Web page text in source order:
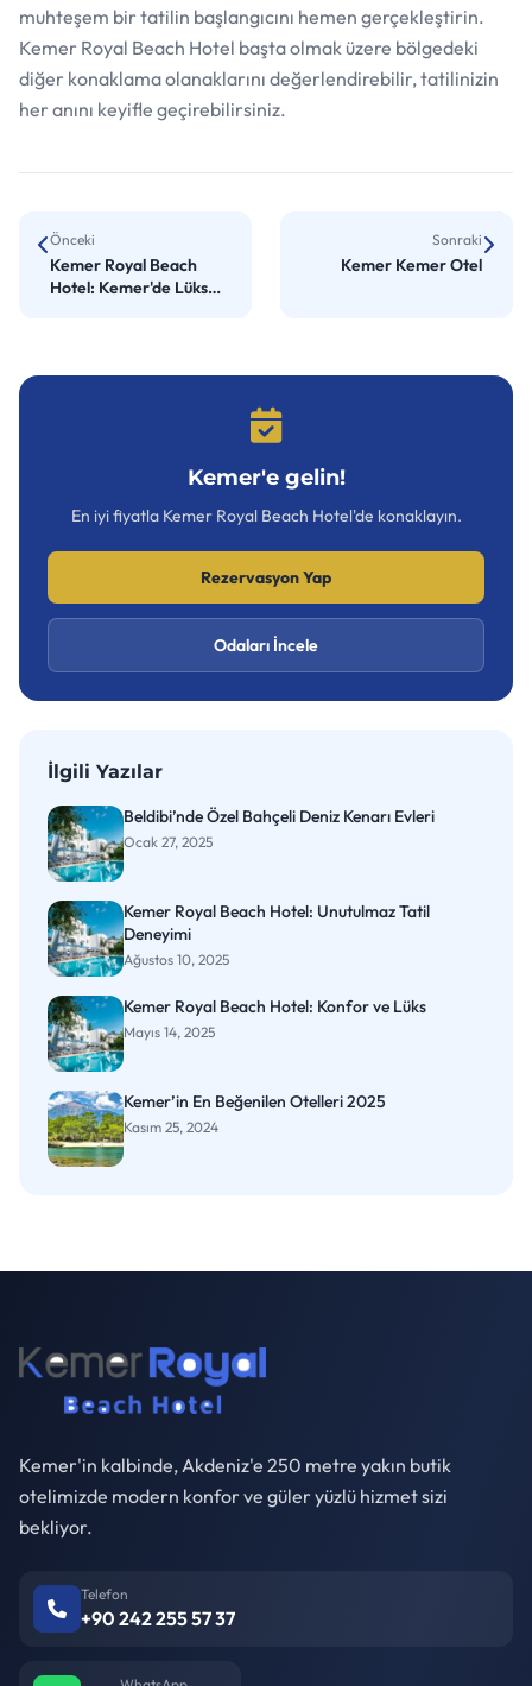
muhteşem bir tatilin başlangıcını hemen gerçekleştirin.
Kemer Royal Beach Hotel başta olmak üzere bölgedeki
diğer konaklama olanaklarını değerlendirebilir, tatilinizin
her anını keyifle geçirebilirsiniz.
Önceki
Kemer Royal Beach
Hotel: Kemer'de Lüks
Sonraki
Kemer Kemer Otel
Kemer'e gelin!
En iyi fiyatla Kemer Royal Beach Hotel'de konaklayın.
Rezervasyon Yap
Odaları İncele
İlgili Yazılar
Beldibi’nde Özel Bahçeli Deniz Kenarı Evleri
Ocak 27, 2025
Kemer Royal Beach Hotel: Unutulmaz Tatil
Deneyimi
Ağustos 10, 2025
Kemer Royal Beach Hotel: Konfor ve Lüks
Mayıs 14, 2025
Kemer’in En Beğenilen Otelleri 2025
Kasım 25, 2024
Kemer'in kalbinde, Akdeniz'e 250 metre yakın butik
otelimizde modern konfor ve güler yüzlü hizmet sizi
bekliyor.
Telefon
+90 242 255 57 37